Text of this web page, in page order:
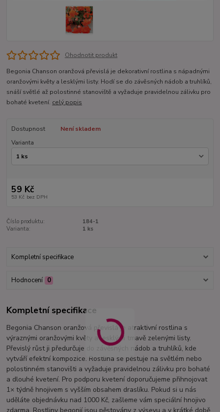
Ohodnotit produkt
Begonia Chanson oranžová převislá je dekorativní rostlina s nápadnými
oranžovými květy a lesklými listy. Hodí se do závěsných nádob a truhlíků,
snáší světlé až polostinné stanoviště a vyžaduje pravidelnou zálivku pro
bohaté kvetení. celý popis
Dostupnost
Není skladem
Varianta
59 Kč
53 Kč bez DPH
Číslo produktu:
184-1
Varianta:
1 ks
Kompletní specifikace
Hodnocení 0
Kompletní specifikace
Begonia Chanson oranžová převislá je atraktivní rostlina s
výraznými oranžovými květy a lesklými tmavě zelenými listy.
Převislý růst ji předurčuje do závěsných nádob a truhlíků, kde
vytváří efektní kompozice. Rostlina se pěstuje na světlém nebo
polostinném stanovišti a vyžaduje pravidelnou zálivku pro bohaté
a dlouhé kvetení. Pro podporu kvetení doporučujeme přihnojovat
1× týdně hnojivem s vyšším obsahem draslíku. Pokud si u nás
uděláte objednávku nad 1000 Kč, zašleme vám speciální hnojivo